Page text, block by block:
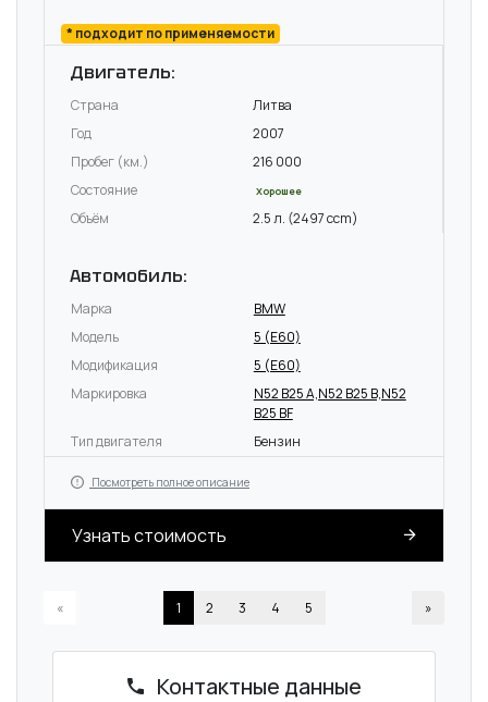
* подходит по применяемости
Двигатель:
Страна
Литва
Год
2007
Пробег (км.)
216 000
Состояние
Хорошее
Объём 2.5 л. (2497 ccm)
Автомобиль:
Марка
BMW
Модель
5 (E60)
Модификация
5 (E60)
Маркировка
N52 B25 A,N52 B25 B,N52
B25 BF
Тип двигателя
Бензин
Посмотреть полное описание
Узнать стоимость
« 1 2 3 4 5 »
Контактные данные